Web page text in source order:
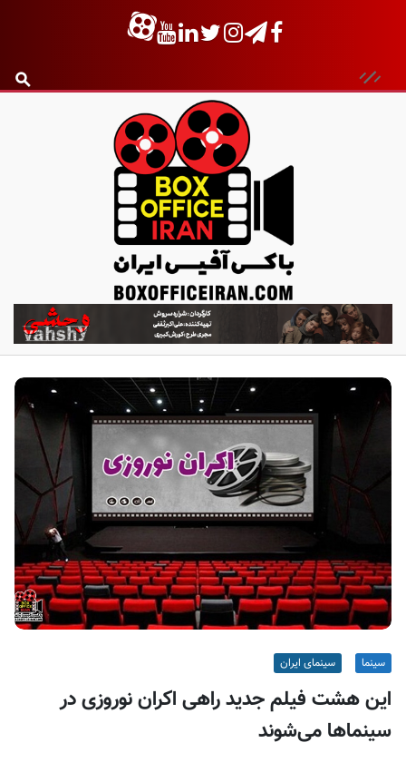
ب
ا
ک
س
ف
س
ا
ی
ر
ن
سینما سینمای ایران
این هشت فیلم جدید راهی اکران نوروزی در
سینماها می‌شوند